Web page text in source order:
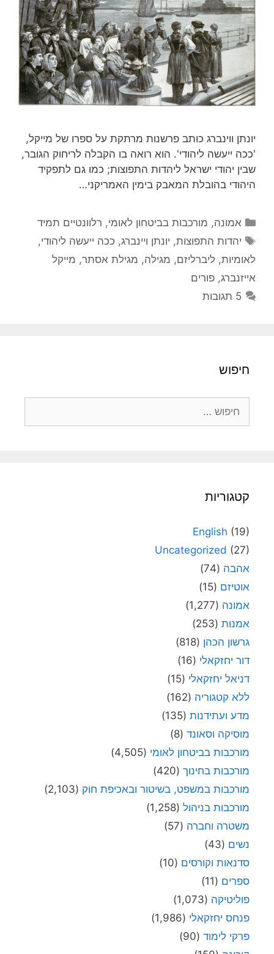
יונתן ווינברג כותב פרשנות מרתקת על ספרו של מייקל,
'ככה ייעשה ליהודי'. הוא רואה בו הקבלה לריחוק הגובר,
שבין יהודי ישראל ליהדות התפוצות; כמו גם לתפקיד
היהודי בהובלת המאבק בימין האמריקני…
קטגוריות
אמונה, מורכבות בביטחון לאומי, רלוונטיים תמיד
תגיות
יהדות התפוצות, יונתן ויינברג, ככה ייעשה ליהודי,
לאומיות, ליברליזם, מגילה, מגילת אסתר, מייקל
אייזנברג, פורים
5 תגובות
חיפוש
קטגוריות
English (19)
Uncategorized (27)
אהבה (74)
אוטיזם (15)
אמונה (1,277)
אמנות (253)
גרשון הכהן (818)
דור יחזקאלי (16)
דניאל יחזקאלי (15)
ללא קטגוריה (162)
מדע ועתידנות (135)
מוסיקה וסאונד (8)
מורכבות בביטחון לאומי (4,505)
מורכבות בחינוך (420)
מורכבות במשפט, בשיטור ובאכיפת חוק (2,103)
מורכבות בניהול (1,258)
משטרה וחברה (57)
נשים (43)
סדנאות וקורסים (10)
ספרים (11)
פוליטיקה (1,073)
פנחס יחזקאלי (1,986)
פרקי לימוד (90)